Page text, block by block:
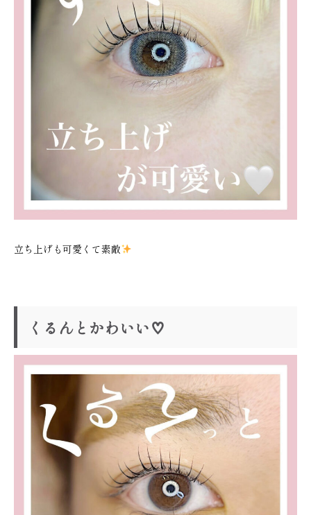
立ち上げも可愛くて素敵
くるんとかわいい♡